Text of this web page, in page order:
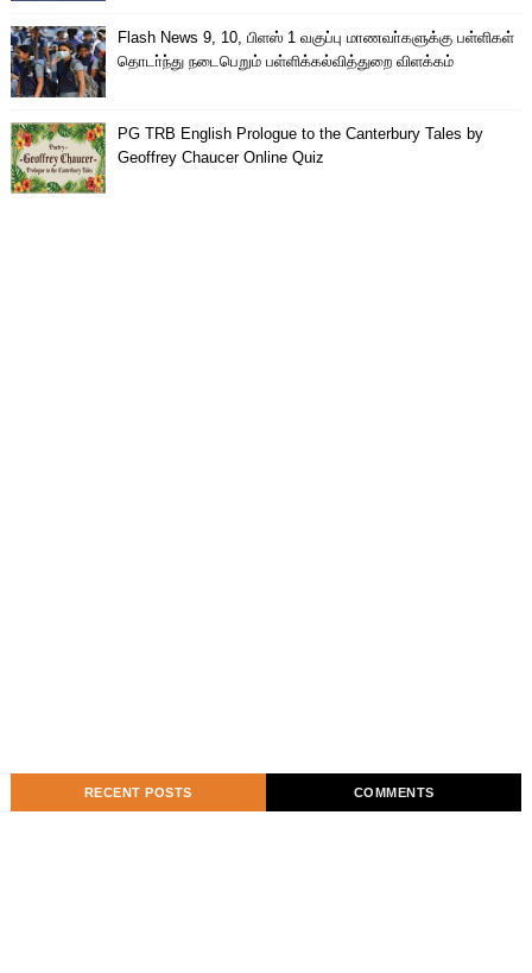
Flash News 9, 10, பிளஸ் 1 வகுப்பு மாணவா்களுக்கு பள்ளிகள்
தொடா்ந்து நடைபெறும் பள்ளிக்கல்வித்துறை விளக்கம்
PG TRB English Prologue to the Canterbury Tales by
Geoffrey Chaucer Online Quiz
RECENT POSTS COMMENTS